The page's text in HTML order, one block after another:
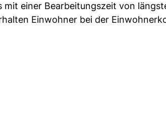
mit einer Bearbeitungszeit von
Einwohner bei der